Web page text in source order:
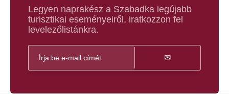
Legyen naprakész a Szabadka legújabb
turisztikai eseményeiről, iratkozzon fel
levelezőlistánkra.